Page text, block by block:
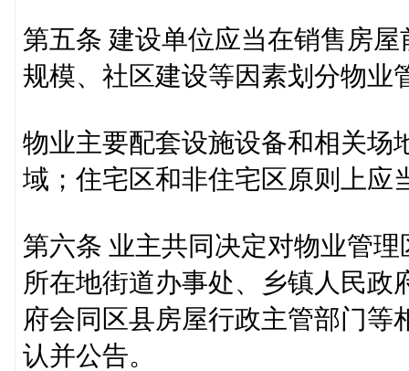
第五条 建设单位应当在销售房
规模、社区建设等因素划分物业
物业主要配套设施设备和相关场
域；住宅区和非住宅区原则上应
第六条 业主共同决定对物业管
所在地街道办事处、乡镇人民政
府会同区县房屋行政主管部门等
认并公告。